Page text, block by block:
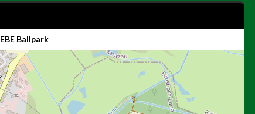
EBE Ballpark